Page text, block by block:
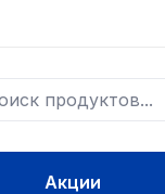
Акции